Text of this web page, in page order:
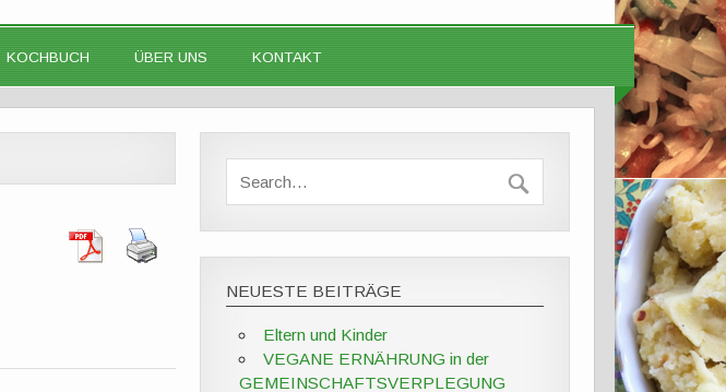
KOCHBUCH ÜBER UNS KONTAKT
NEUESTE BEITRÄGE
Eltern und Kinder
VEGANE ERNÄHRUNG in der
GEMEINSCHAFTSVERPLEGUNG